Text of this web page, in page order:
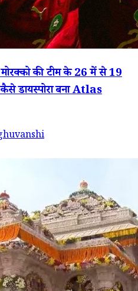
की टीम के 26 में से 19
डायस्पोरा बना Atlas